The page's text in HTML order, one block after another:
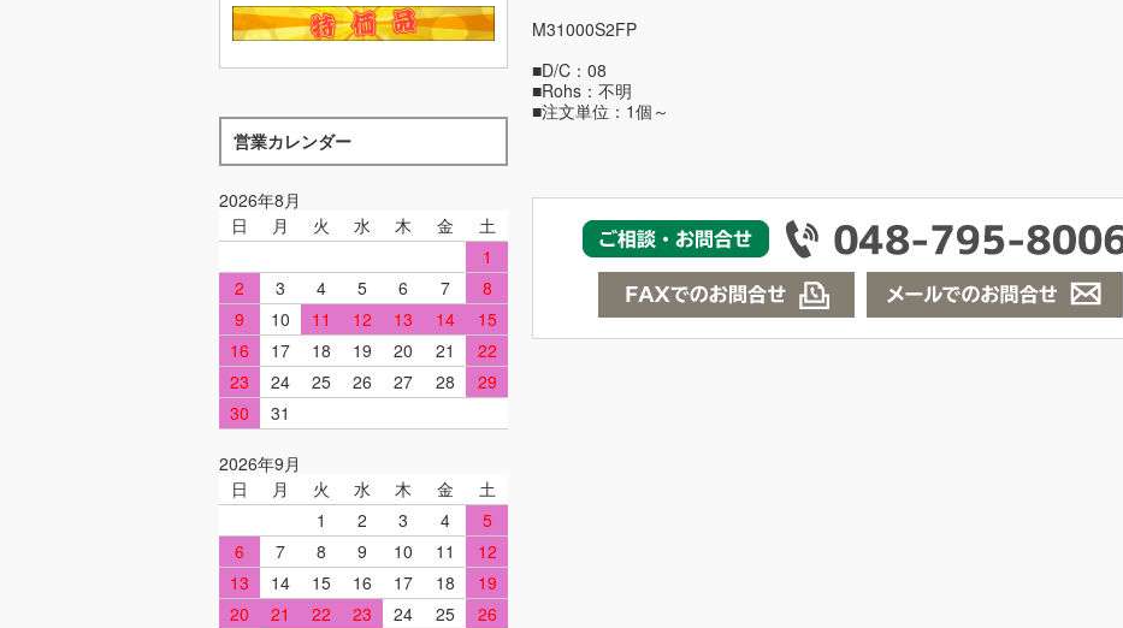
営業カレンダー
2026年8月
日
月 火 水 木 金
土
1
2
3 4 5 6 7
8
9
10 11 12 13 14
15
16
17 18 19 20 21
22
23
24 25 26 27 28
29
30
31
2026年9月
日
月 火 水 木 金
土
1
2 3 4
5
6
7 8 9 10 11
12
13
14 15 16 17 18
19
20
21 22 23 24 25
26
M31000S2FP
■D/C：08
■Rohs：不明
■注文単位：1個～